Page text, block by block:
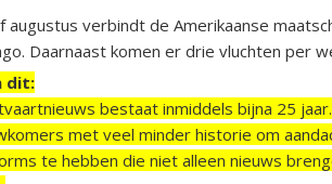
augustus verbindt de Amerikaanse
Daarnaast komen er drie vluchten per
dit:
bestaat inmiddels bijna 25
met veel minder historie om
te hebben die niet alleen nieuws